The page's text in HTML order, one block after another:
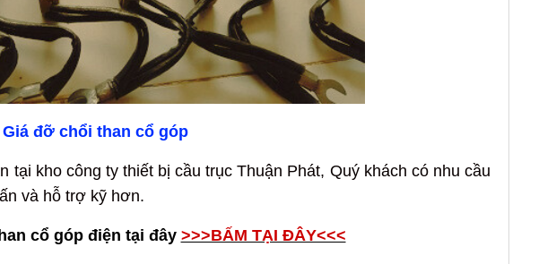
Giá đỡ chổi than cổ góp
tại kho công ty thiết bị cầu trục Thuận Phát, Quý khách có nhu cầu
và hỗ trợ kỹ hơn.
cổ góp điện tại đây >>>BẤM TẠI ĐÂY<<<